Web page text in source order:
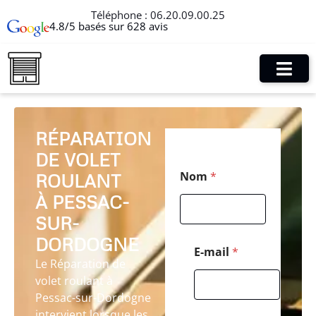
Téléphone : 06.20.09.00.25
4.8/5 basés sur 628 avis
RÉPARATION
DE VOLET
ROULANT
À PESSAC-
SUR-
DORDOGNE
Le Réparation de
volet roulant à
Pessac-sur-Dordogne
Nom *
E-mail *
o